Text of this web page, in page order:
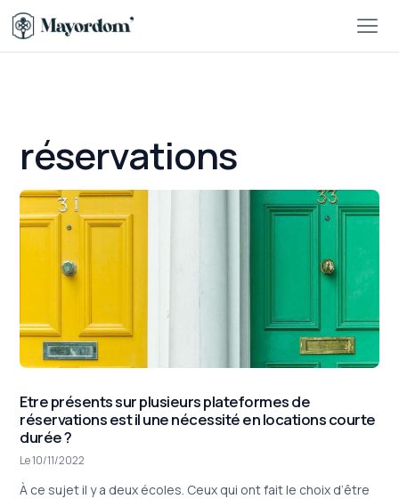
réservations
Etre présents sur plusieurs plateformes de
réservations est il une nécessité en locations courte
durée ?
Le 10/11/2022
À ce sujet il y a deux écoles. Ceux qui ont fait le choix d’être